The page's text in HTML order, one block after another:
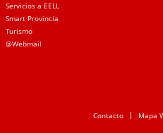
Servicios a EELL
Smart Provincia
Turismo
@Webmail
Contacto Mapa